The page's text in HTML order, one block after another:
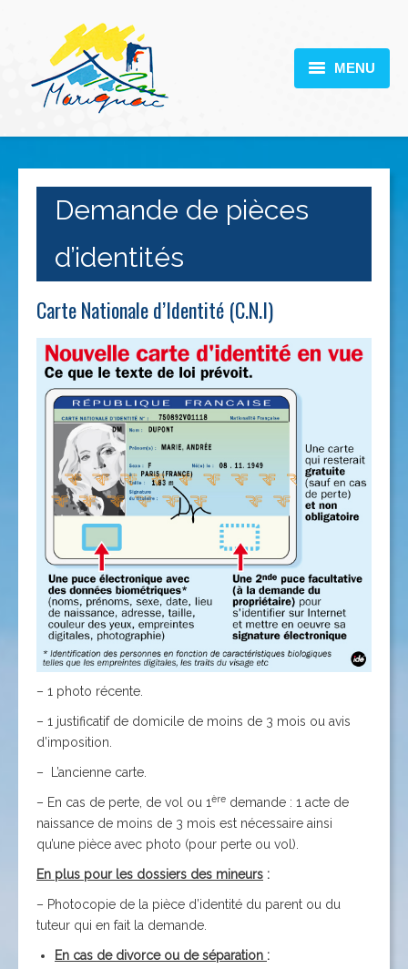
MENU
DÉCOUVERTE
SCOLARITÉ
ACTUALITÉS
CONTACT
Demande de pièces
d’identités
Carte Nationale d’Identité (C.N.I)
– 1 photo récente.
– 1 justificatif de domicile de moins de 3 mois ou avis
d’imposition.
– L’ancienne carte.
– En cas de perte, de vol ou 1ère demande : 1 acte de
naissance de moins de 3 mois est nécessaire ainsi
qu’une pièce avec photo (pour perte ou vol).
En plus pour les dossiers des mineurs :
– Photocopie de la pièce d’identité du parent ou du
tuteur qui en fait la demande.
En cas de divorce ou de séparation :